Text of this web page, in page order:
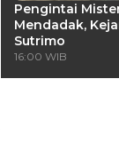
Pengintai
Mendadak,
Sutrimo
16:00 WIB